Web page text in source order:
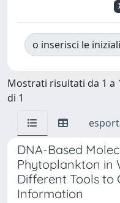
o inserisci le
Mostrati risultati da 1 a
di 1
DNA-Based
Phytoplankton in
Different Tools to
Information